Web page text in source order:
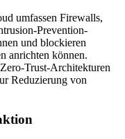
umfassen Firewalls,
Prevention-
und blockieren
anrichten können.
Trust-Architekturen
Reduzierung von